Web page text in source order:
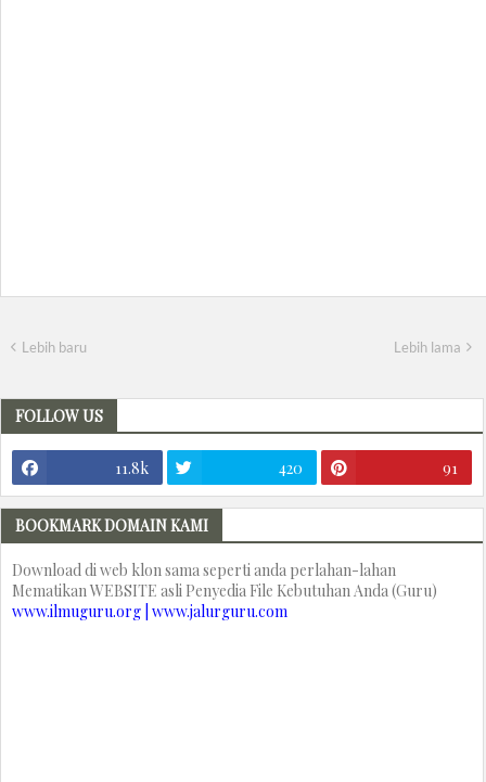
Lebih baru Lebih lama
FOLLOW US
11.8k 420 91
BOOKMARK DOMAIN KAMI
Download di web klon sama seperti anda perlahan-lahan
Mematikan WEBSITE asli Penyedia File Kebutuhan Anda (Guru)
www.ilmuguru.org | www.jalurguru.com